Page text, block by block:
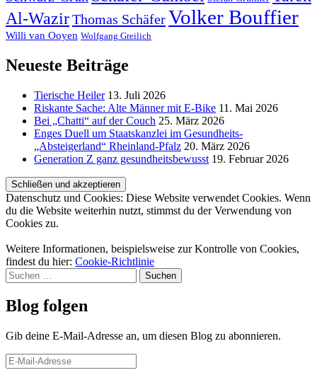
Al-WazirThomas SchäferVolker Bouffier
Willi van Ooyen Wolfgang Greilich
Neueste Beiträge
Tierische Heiler 13. Juli 2026
Riskante Sache: Alte Männer mit E-Bike 11. Mai 2026
Bei „Chatti“ auf der Couch 25. März 2026
Enges Duell um Staatskanzlei im Gesundheits-
„Absteigerland“ Rheinland-Pfalz 20. März 2026
Generation Z ganz gesundheitsbewusst 19. Februar 2026
Datenschutz und Cookies: Diese Website verwendet Cookies. Wenn
du die Website weiterhin nutzt, stimmst du der Verwendung von
Cookies zu.
Weitere Informationen, beispielsweise zur Kontrolle von Cookies,
findest du hier: Cookie-Richtlinie
Suchen
nach:
Blog folgen
Gib deine E-Mail-Adresse an, um diesen Blog zu abonnieren.
E-
Mail-